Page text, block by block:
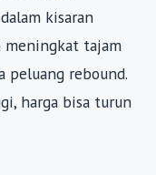
kisaran
tajam
peluang rebound.
harga bisa turun